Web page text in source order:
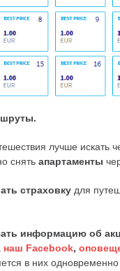
лучше искать
снять апартаменты
страховку для
информацию об
наш Facebook,
в них